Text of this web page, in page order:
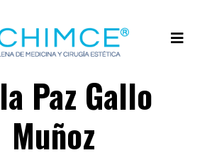
Paz Gallo
Muñoz